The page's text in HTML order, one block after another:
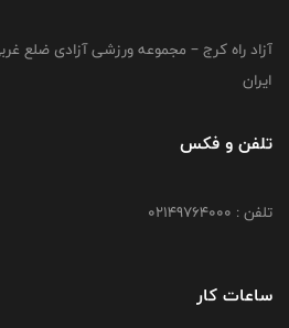
آزاد راه کرج – مجموعه ورزشی آزادی ضلع
ایران
تلفن و فکس
تلفن : 02149764000
ساعات کار